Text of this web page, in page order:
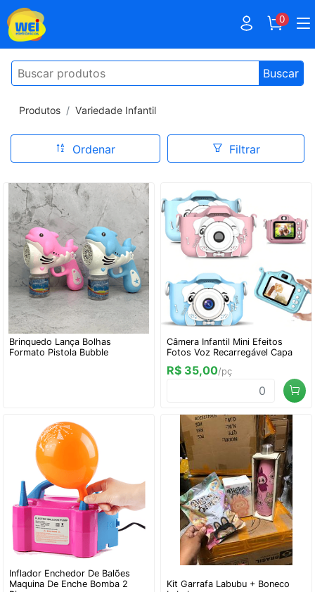
0
Buscar
Produtos Variedade Infantil
Ordenar Filtrar
Brinquedo Lança Bolhas
Formato Pistola Bubble
Câmera Infantil Mini Efeitos
Fotos Voz Recarregável Capa
R$ 35,00/pç
Inflador Enchedor De Balões
Maquina De Enche Bomba 2
Kit Garrafa Labubu + Boneco